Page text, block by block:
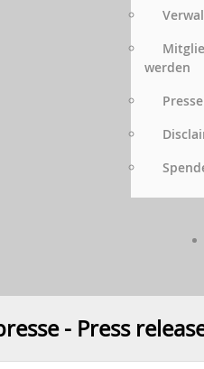
werden
- Press